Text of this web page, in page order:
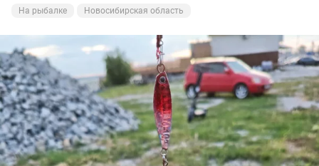
На рыбалке Новосибирская область